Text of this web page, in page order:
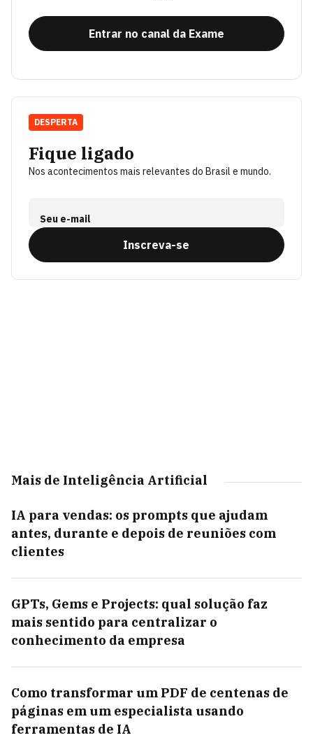
Entrar no canal da Exame
Fique ligado
Nos acontecimentos mais relevantes do Brasil e mundo.
Seu e-mail
Inscreva-se
DESPERTA
Mais de Inteligência Artificial
IA para vendas: os prompts que ajudam
antes, durante e depois de reuniões com
clientes
GPTs, Gems e Projects: qual solução faz
mais sentido para centralizar o
conhecimento da empresa
Como transformar um PDF de centenas de
páginas em um especialista usando
ferramentas de IA